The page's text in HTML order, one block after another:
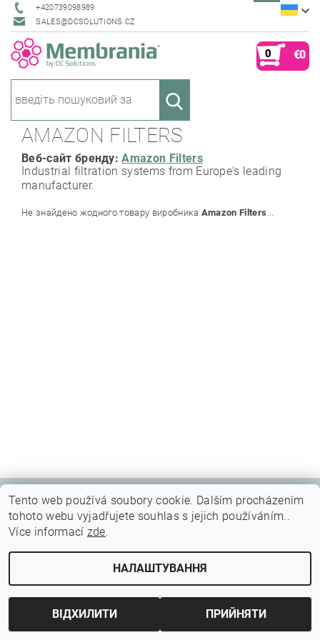
+420739098989
SALES@DCSOLUTIONS.CZ
0 €0
AMAZON FILTERS
Веб-сайт бренду:Amazon Filters
Industrial filtration systems from Europe's leading
manufacturer.
Не знайдено жодного товару виробника Amazon Filters
2026 © Membrania, всі права захищені. Редагування налаштувань файлів
Створено Shoptet
Tento web používá soubory cookie. Dalším procházením
tohoto webu vyjadřujete souhlas s jejich používáním..
Více informací zde.
НАЛАШТУВАННЯ
ВІДХИЛИТИ ПРИЙНЯТИ